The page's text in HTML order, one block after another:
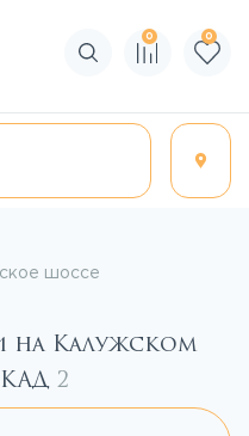
Поиск по сайту
0 0
шоссе
на Калужском
2